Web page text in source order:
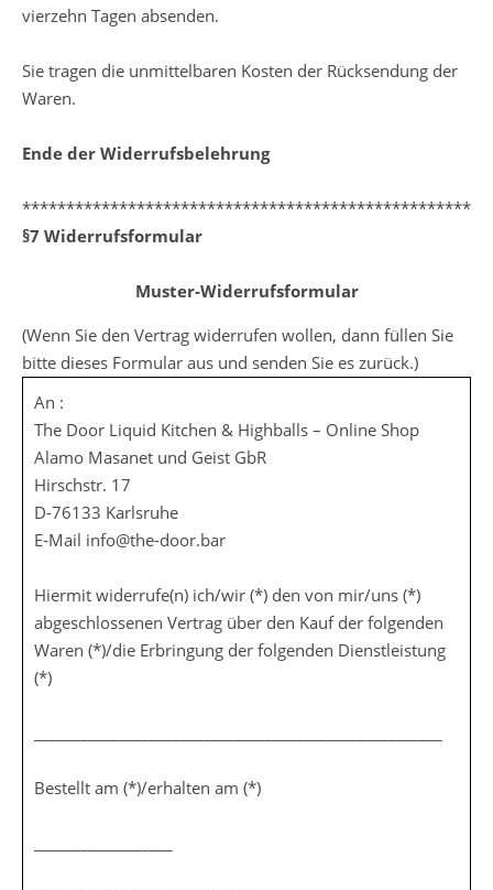
vierzehn Tagen absenden.
Sie tragen die unmittelbaren Kosten der Rücksendung der
Waren.
Ende der Widerrufsbelehrung
§7 Widerrufsformular
Muster-Widerrufsformular
(Wenn Sie den Vertrag widerrufen wollen, dann füllen Sie
bitte dieses Formular aus und senden Sie es zurück.)
An :
The Door Liquid Kitchen & Highballs – Online Shop
Alamo Masanet und Geist GbR
Hirschstr. 17
D-76133 Karlsruhe
E-Mail info@the-door.bar
Hiermit widerrufe(n) ich/wir (*) den von mir/uns (*)
abgeschlossenen Vertrag über den Kauf der folgenden
Waren (*)/die Erbringung der folgenden Dienstleistung
(*)
Bestellt am (*)/erhalten am (*)